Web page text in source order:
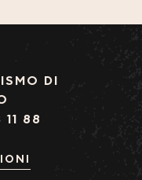
DI
88